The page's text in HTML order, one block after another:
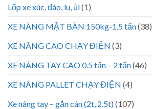
Lốp xe xúc, đào, lu, ủi(1)
XE NÂNG MẶT BÀN 150kg-1.5 tấn(38)
XE NÂNG CAO CHẠY ĐIỆN (3)
XE NÂNG TAY CAO 0.5 tấn – 2 tấn(46)
XE NÂNG PALLET CHẠY ĐIỆN (4)
Xe nâng tay – gắn cân (2t, 2.5t)(107)